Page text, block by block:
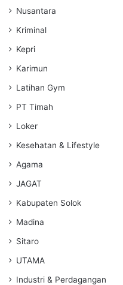
Nusantara
Kriminal
Kepri
Karimun
Latihan Gym
PT Timah
Loker
Kesehatan & Lifestyle
Agama
JAGAT
Kabupaten Solok
Madina
Sitaro
UTAMA
Industri & Perdagangan